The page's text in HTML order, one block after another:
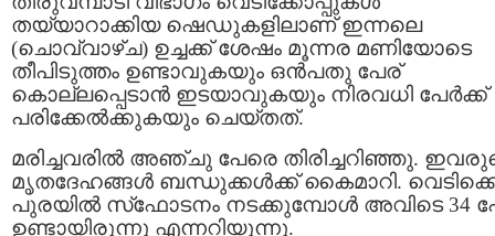
തയ്യാറാക്കിയ ഷെഡുകളിലാണ് ഇന്നലെ
(ചൊവ്വാഴ്ച) ഉച്ചക്ക് ശേഷം മൂന്നര മണിയോടെ
തീപിടുത്തം ഉണ്ടാവുകയും ഒൻപതു പേര്
കൊല്ലപ്പെടാൻ ഇടയാവുകയും നിരവധി പേർക്ക്
പരിക്കേൽക്കുകയും ചെയ്തത്.
മരിച്ചവരിൽ അഞ്ചു പേരെ തിരിച്ചറിഞ്ഞു.
മൃതദേഹങ്ങൾ ബന്ധുക്കൾക്ക് കൈമാറി.
പുരയില്‍ സ്‌ഫോടനം നടക്കുമ്പോള്‍ അവിടെ 34
ഉണ്ടായിരുന്നു എന്നറിയുന്നു.